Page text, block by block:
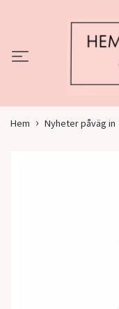
Hem Nyheter påväg in